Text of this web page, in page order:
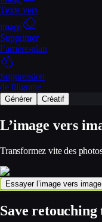
Texte vers
image
Supprimer
l’arrière-plan
Suppression
de filigrane
Générer Créatif
L’image vers
Transformez vite des
Essayer l’image vers image
Save